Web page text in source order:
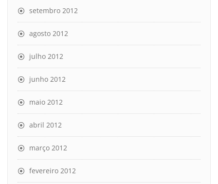
setembro 2012
agosto 2012
julho 2012
junho 2012
maio 2012
abril 2012
março 2012
fevereiro 2012